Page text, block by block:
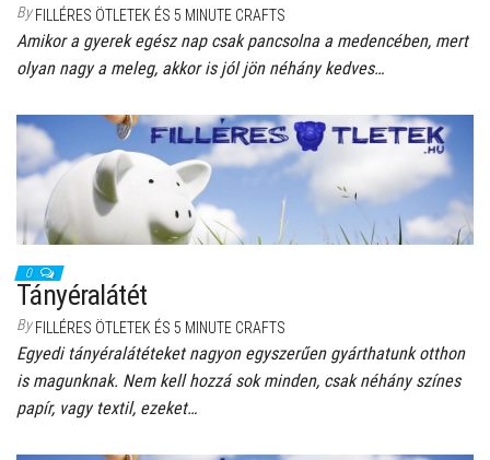
By FILLÉRES ÖTLETEK ÉS 5 MINUTE CRAFTS
Amikor a gyerek egész nap csak pancsolna a medencében, mert
olyan nagy a meleg, akkor is jól jön néhány kedves…
0
Tányéralátét
By FILLÉRES ÖTLETEK ÉS 5 MINUTE CRAFTS
Egyedi tányéralátéteket nagyon egyszerűen gyárthatunk otthon
is magunknak. Nem kell hozzá sok minden, csak néhány színes
papír, vagy textil, ezeket…